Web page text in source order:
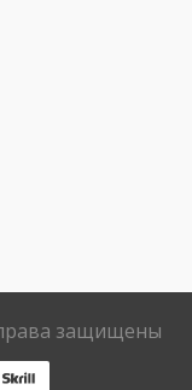
защищены